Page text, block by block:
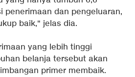
penerimaan dan pengeluaran,
baik," jelas dia.
yang lebih tinggi
belanja tersebut akan
primer membaik.